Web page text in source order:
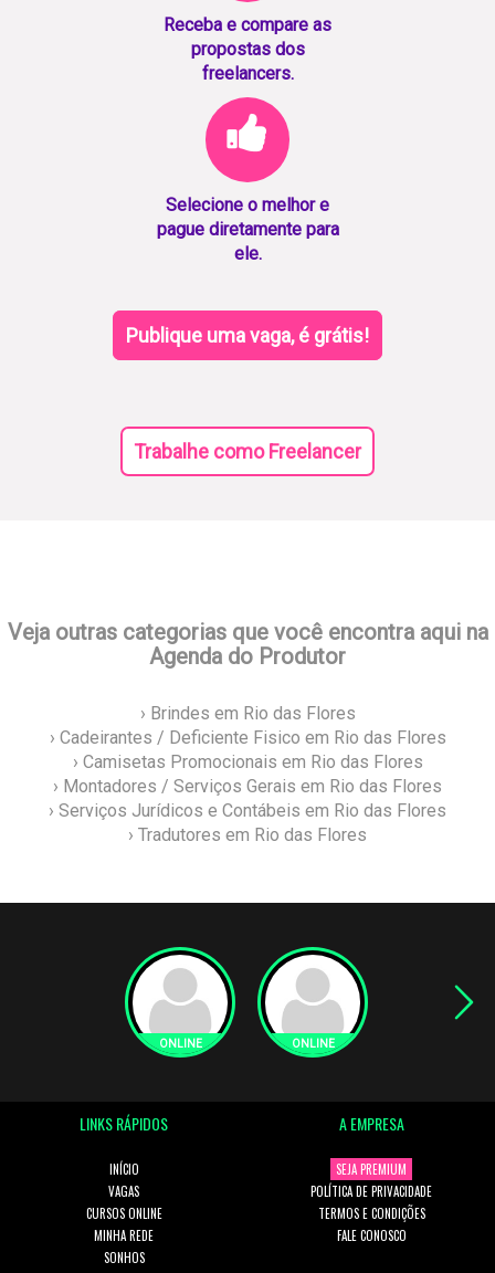
Receba e compare as
propostas dos
freelancers.
Selecione o melhor e
pague diretamente para
ele.
Publique uma vaga, é grátis!
Trabalhe como Freelancer
Veja outras categorias que você encontra aqui na
Agenda do Produtor
› Brindes em Rio das Flores
› Cadeirantes / Deficiente Fisico em Rio das Flores
› Camisetas Promocionais em Rio das Flores
› Montadores / Serviços Gerais em Rio das Flores
› Serviços Jurídicos e Contábeis em Rio das Flores
› Tradutores em Rio das Flores
LINKS RÁPIDOS
INÍCIO
VAGAS
CURSOS ONLINE
MINHA REDE
SONHOS
A EMPRESA
SEJA PREMIUM
POLÍTICA DE PRIVACIDADE
TERMOS E CONDIÇÕES
FALE CONOSCO